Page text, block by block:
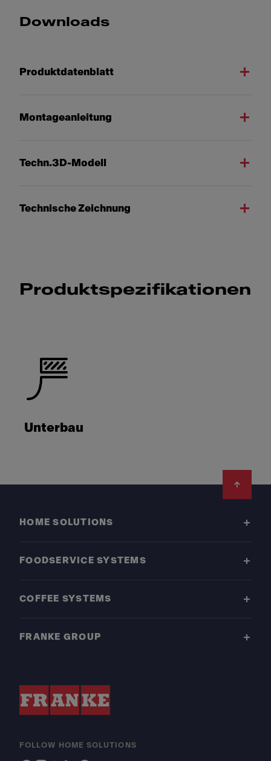
Downloads
Produktdatenblatt
Montageanleitung
Techn.3D-Modell
Technische Zeichnung
Produktspezifikationen
Unterbau
HOME SOLUTIONS
FOODSERVICE SYSTEMS
COFFEE SYSTEMS
FRANKE GROUP
FOLLOW HOME SOLUTIONS